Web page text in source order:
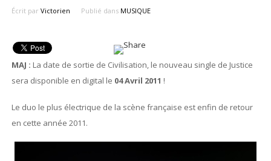
Écrit par Victorien Publié dans MUSIQUE
MAJ : La date de sortie de Civilisation, le nouveau single de Justice
sera disponible en digital le 04 Avril 2011 !
Le duo le plus électrique de la scène française est enfin de retour
en cette année 2011.